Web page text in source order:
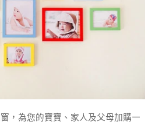
，為您的寶寶、家人及父母加購一